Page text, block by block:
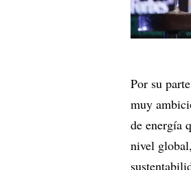
Por su
muy
de energía
nivel